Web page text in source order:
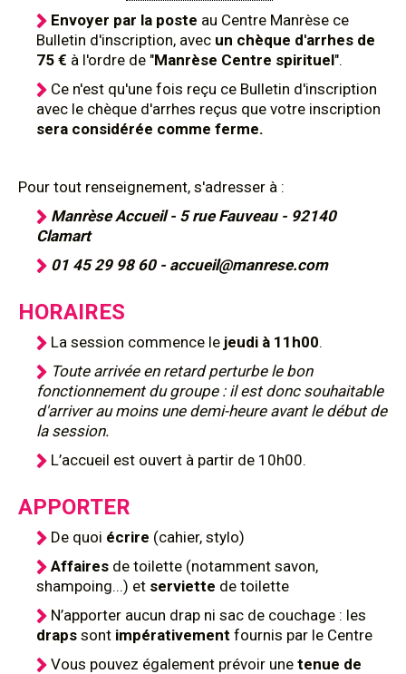
Envoyer par la poste au Centre Manrèse ce
Bulletin d'inscription, avec un chèque d'arrhes de
75 € à l'ordre de "Manrèse Centre spirituel".
Ce n'est qu'une fois reçu ce Bulletin d'inscription
avec le chèque d'arrhes reçus que votre inscription
sera considérée comme ferme.
Pour tout renseignement, s'adresser à :
Manrèse Accueil - 5 rue Fauveau - 92140
Clamart
01 45 29 98 60 - accueil@manrese.com
HORAIRES
La session commence le jeudi à 11h00.
Toute arrivée en retard perturbe le bon
fonctionnement du groupe : il est donc souhaitable
d'arriver au moins une demi-heure avant le début de
la session.
L’accueil est ouvert à partir de 10h00.
APPORTER
De quoi écrire (cahier, stylo)
Affaires de toilette (notamment savon,
shampoing...) et serviette de toilette
N’apporter aucun drap ni sac de couchage : les
draps sont impérativement fournis par le Centre
Vous pouvez également prévoir une tenue de